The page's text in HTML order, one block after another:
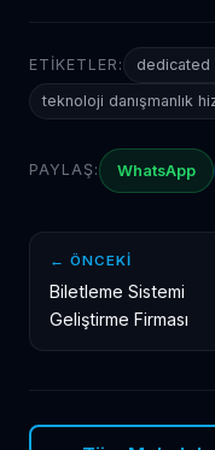
ETIKETLER:
teknoloji danışmanlık
PAYLAŞ: WhatsApp
← ÖNCEKI
Biletleme Sistemi
Geliştirme Firması